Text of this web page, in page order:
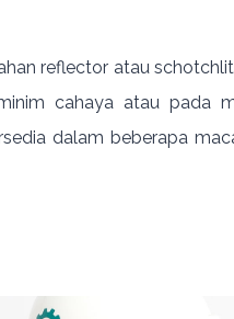
reflector atau
cahaya atau pada
dalam beberapa